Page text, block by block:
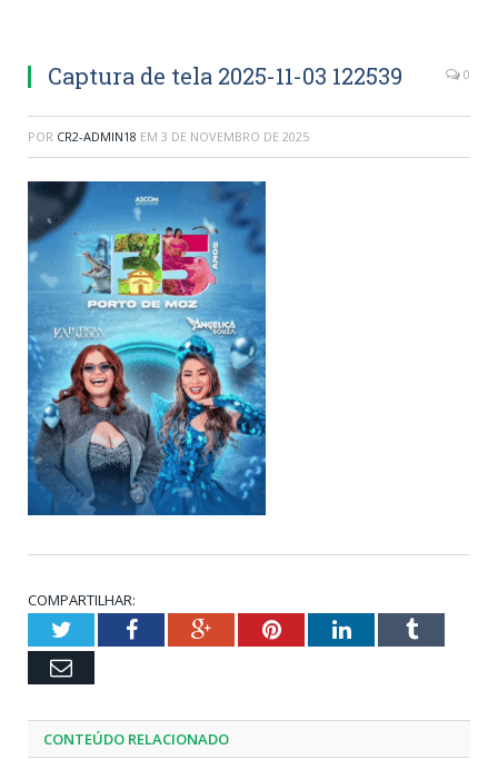
Captura de tela 2025-11-03 122539 0
POR CR2-ADMIN18 EM 3 DE NOVEMBRO DE 2025
COMPARTILHAR:
TwitterFacebookGoogle+PinterestLinkedInTumblr
Email
CONTEÚDO RELACIONADO